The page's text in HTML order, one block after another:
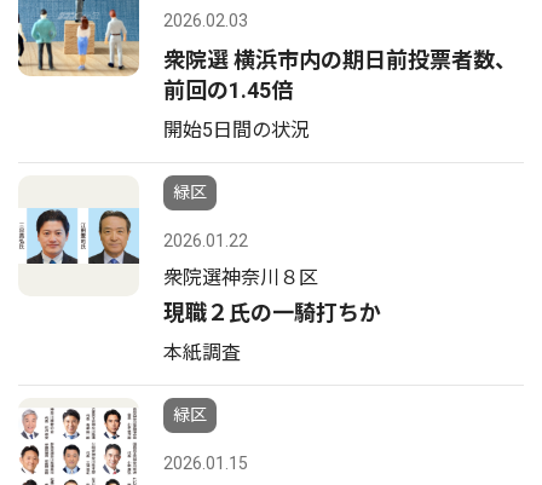
2026.02.03
衆院選 横浜市内の期日前投票者数、
前回の1.45倍
開始5日間の状況
緑区
2026.01.22
衆院選神奈川８区
現職２氏の一騎打ちか
本紙調査
緑区
2026.01.15